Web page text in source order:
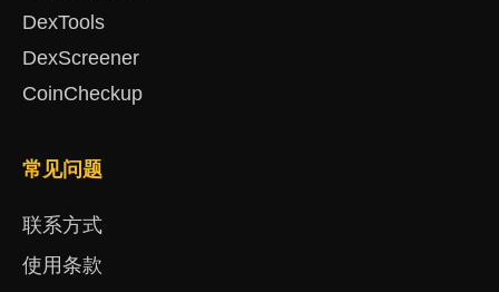
DexTools
DexScreener
CoinCheckup
常见问题
联系方式
使用条款